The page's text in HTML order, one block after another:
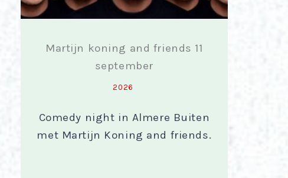
Martijn koning and friends 11
september
2026
Comedy night in Almere Buiten
met Martijn Koning and friends.